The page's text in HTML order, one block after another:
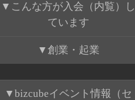
こんな方が入会（内覧）し
ています
創業・起業
bizcubeイベント情報（セ